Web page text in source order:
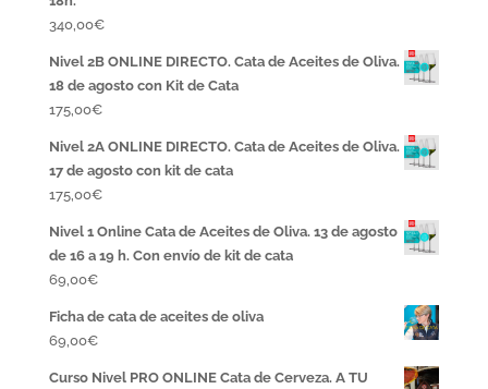
340,00€
Nivel 2B ONLINE DIRECTO. Cata de Aceites de Oliva.
18 de agosto con Kit de Cata
175,00€
Nivel 2A ONLINE DIRECTO. Cata de Aceites de Oliva.
17 de agosto con kit de cata
175,00€
Nivel 1 Online Cata de Aceites de Oliva. 13 de agosto
de 16 a 19 h. Con envío de kit de cata
69,00€
Ficha de cata de aceites de oliva
69,00€
Curso Nivel PRO ONLINE Cata de Cerveza. A TU